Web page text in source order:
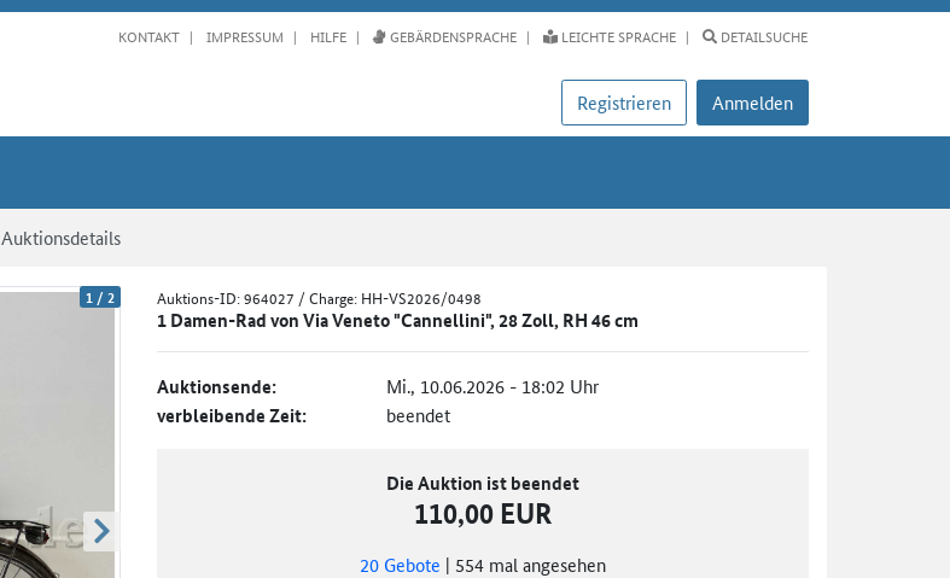
KONTAKT IMPRESSUM HILFE GEBÄRDENSPRACHE LEICHTE SPRACHE DETAILSUCHE
Registrieren Anmelden
Auktionsdetails
1 /2
weiter blättern
Auktions-ID:964027 / Charge: HH-VS2026/0498
1 Damen-Rad von Via Veneto "Cannellini", 28 Zoll, RH 46 cm
Auktionsende: Mi., 10.06.2026 - 18:02 Uhr
verbleibende Zeit: beendet
Die Auktion ist beendet
110,00 EUR
20 Gebote | 554 mal angesehen